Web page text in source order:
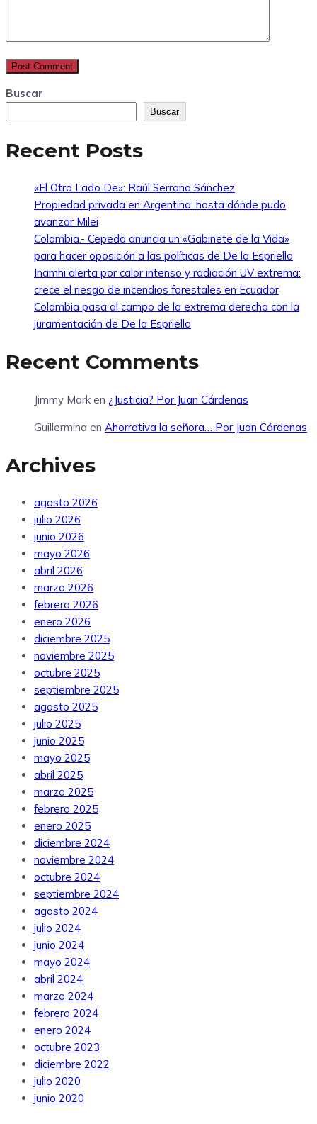
Buscar
Buscar
Recent Posts
«El Otro Lado De»: Raúl Serrano Sánchez
Propiedad privada en Argentina: hasta dónde pudo
avanzar Milei
Colombia.- Cepeda anuncia un «Gabinete de la Vida»
para hacer oposición a las políticas de De la Espriella
Inamhi alerta por calor intenso y radiación UV extrema:
crece el riesgo de incendios forestales en Ecuador
Colombia pasa al campo de la extrema derecha con la
juramentación de De la Espriella
Recent Comments
Jimmy Mark en ¿Justicia? Por Juan Cárdenas
Guillermina en Ahorrativa la señora… Por Juan Cárdenas
Archives
agosto 2026
julio 2026
junio 2026
mayo 2026
abril 2026
marzo 2026
febrero 2026
enero 2026
diciembre 2025
noviembre 2025
octubre 2025
septiembre 2025
agosto 2025
julio 2025
junio 2025
mayo 2025
abril 2025
marzo 2025
febrero 2025
enero 2025
diciembre 2024
noviembre 2024
octubre 2024
septiembre 2024
agosto 2024
julio 2024
junio 2024
mayo 2024
abril 2024
marzo 2024
febrero 2024
enero 2024
octubre 2023
diciembre 2022
julio 2020
junio 2020